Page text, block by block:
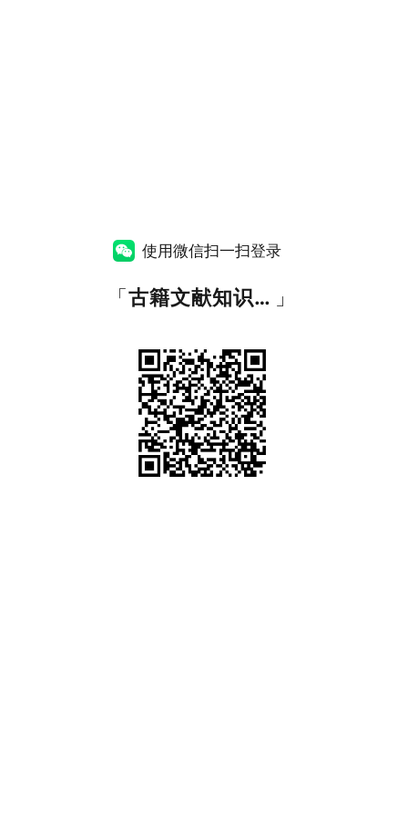
使用微信扫一扫登录
「 古籍文献知识图谱网 」